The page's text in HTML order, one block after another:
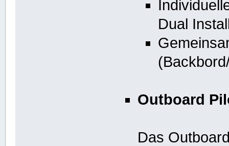
Dual
Outboard
Das